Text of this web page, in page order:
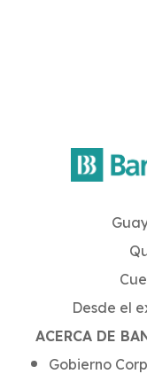
ACERCA DE
Gobierno
Desde el